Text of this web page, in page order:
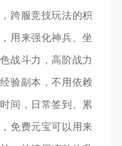
跨服竞技玩法的积
用来强化神兵、坐
战斗力，高阶战力
验副本，不用依赖
间，日常签到、累
免费元宝可以用来